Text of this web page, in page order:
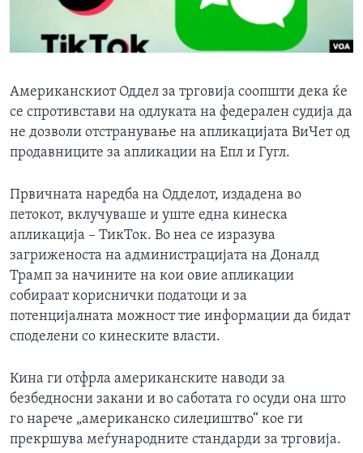
ИНТЕРВЈУА
Јазици
Американскиот Оддел за трговија соопшти дека ќе
се спротивстави на одлуката на федерален судија да
не дозволи отстранување на апликацијата ВиЧет од
продавниците за апликации на Епл и Гугл.
Првичната наредба на Одделот, издадена во
петокот, вклучуваше и уште една кинеска
апликација – ТикТок. Во неа се изразува
загриженоста на администрацијата на Доналд
Трамп за начините на кои овие апликации
собираат кориснички податоци и за
потенцијалната можност тие информации да бидат
споделени со кинеските власти.
Кина ги отфрла американските наводи за
безбедносни закани и во саботата го осуди она што
го нарече „американско силеџиштво“ кое ги
прекршува меѓународните стандарди за трговија.